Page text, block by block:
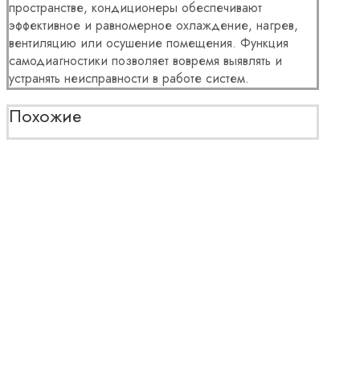
пространстве, кондиционеры обеспечивают
эффективное и равномерное охлаждение, нагрев,
вентиляцию или осушение помещения. Функция
самодиагностики позволяет вовремя выявлять и
устранять неисправности в работе систем.
Похожие